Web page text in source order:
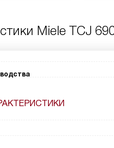
Miele TCJ